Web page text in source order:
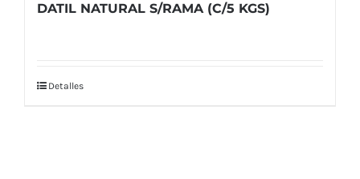
DATIL NATURAL S/RAMA (C/5 KGS)
Detalles